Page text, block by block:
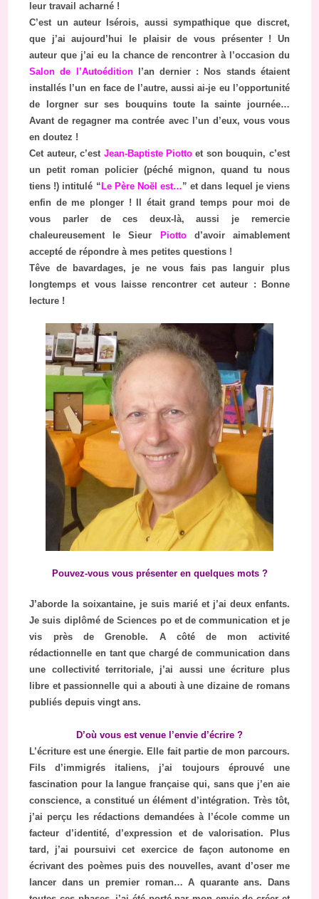
leur travail acharné !
C’est un auteur Isérois, aussi sympathique que discret,
que j’ai aujourd’hui le plaisir de vous présenter ! Un
auteur que j’ai eu la chance de rencontrer à l’occasion du
Salon de l’Autoéditionl’an dernier : Nos stands étaient
installés l’un en face de l’autre, aussi ai-je eu l’opportunité
de lorgner sur ses bouquins toute la sainte journée…
Avant de regagner ma contrée avec l’un d’eux, vous vous
en doutez !
Cet auteur, c’est Jean-Baptiste Piotto et son bouquin, c’est
un petit roman policier (péché mignon, quand tu nous
tiens !) intitulé “ Le Père Noël est…” et dans lequel je viens
enfin de me plonger ! Il était grand temps pour moi de
vous parler de ces deux-là, aussi je remercie
chaleureusement le Sieur
Piotto d’avoir aimablement
accepté de répondre à mes petites questions !
Têve de bavardages, je ne vous fais pas languir plus
longtemps et vous laisse rencontrer cet auteur : Bonne
lecture !
Pouvez-vous vous présenter en quelques mots ?
J’aborde la soixantaine, je suis marié et j’ai deux enfants.
Je suis diplômé de Sciences po et de communication et je
vis près de Grenoble. A côté de mon activité
rédactionnelle en tant que chargé de communication dans
une collectivité territoriale, j’ai aussi une écriture plus
libre et passionnelle qui a abouti à une dizaine de romans
publiés depuis vingt ans.
D’où vous est venue l’envie d’écrire ?
L’écriture est une énergie. Elle fait partie de mon parcours.
Fils d’immigrés italiens, j’ai toujours éprouvé une
fascination pour la langue française qui, sans que j’en aie
conscience, a constitué un élément d’intégration. Très tôt,
j’ai perçu les rédactions demandées à l’école comme un
facteur d’identité, d’expression et de valorisation. Plus
tard, j’ai poursuivi cet exercice de façon autonome en
écrivant des poèmes puis des nouvelles, avant d’oser me
lancer dans un premier roman… A quarante ans. Dans